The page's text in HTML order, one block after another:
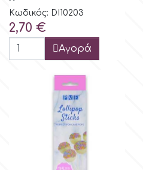
Κωδικός: DI10203
Τιμή
2,70 €
Αγορά